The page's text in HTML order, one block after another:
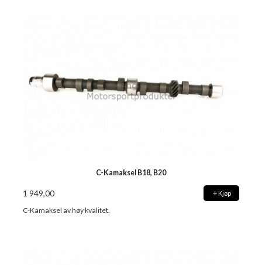
C-Kamaksel B18, B20
1 949,00 Kjøp
C-Kamaksel av høy kvalitet.